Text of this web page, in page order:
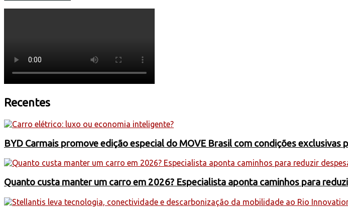
Recentes
BYD Carmais promove edição especial do MOVE Brasil com condições
Quanto custa manter um carro em 2026? Especialista aponta caminhos para